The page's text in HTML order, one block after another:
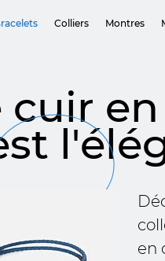
Colliers Montres
cuir
en